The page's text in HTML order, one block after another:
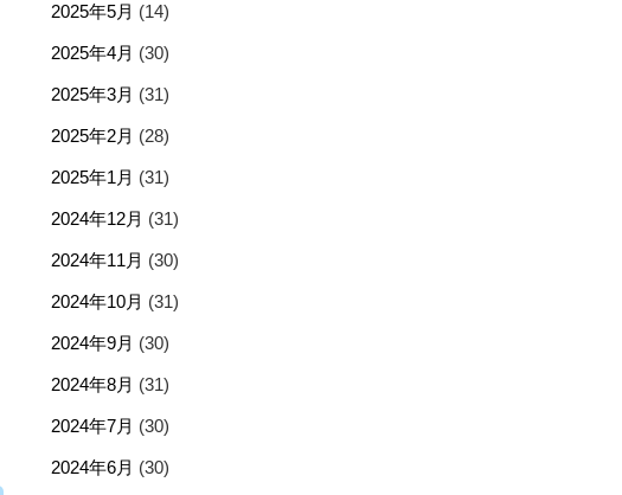
2025年5月 (14)
2025年4月 (30)
2025年3月 (31)
2025年2月 (28)
2025年1月 (31)
2024年12月 (31)
2024年11月 (30)
2024年10月 (31)
2024年9月 (30)
2024年8月 (31)
2024年7月 (30)
2024年6月 (30)